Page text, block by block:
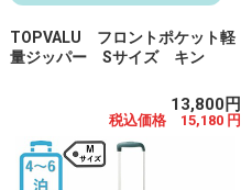
TOPVALU フロントポケット軽
量ジッパー Sサイズ キン
13,800円
税込価格 15,180 円